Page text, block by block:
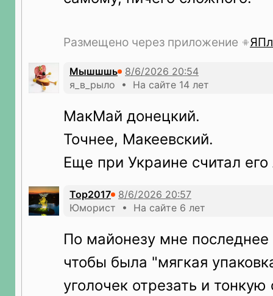
Размещено через приложение
Мышшшь
я_в_рыло • На сайте 14 лет
МакМай донецкий.
Точнее, Макеевский.
Еще при Украине считал
Top2017
Юморист • На сайте 6 лет
По майонезу мне
чтобы была "мягкая
уголочек отрезать и тонкую